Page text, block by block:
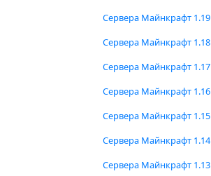
Сервера Майнкрафт 1.19
Сервера Майнкрафт 1.18
Сервера Майнкрафт 1.17
Сервера Майнкрафт 1.16
Сервера Майнкрафт 1.15
Сервера Майнкрафт 1.14
Сервера Майнкрафт 1.13